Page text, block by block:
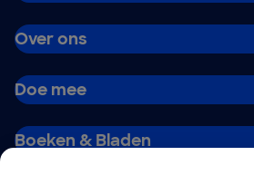
Over ons
Doe mee
Boeken & Bladen